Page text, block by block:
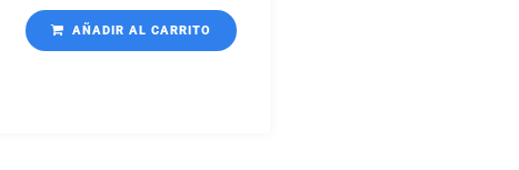
AÑADIR AL CARRITO